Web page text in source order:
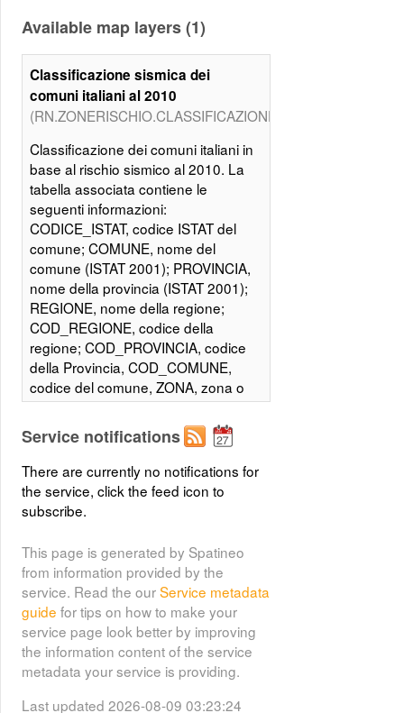
Available map layers (1)
Classificazione sismica dei
comuni italiani al 2010
(RN.ZONERISCHIO.CLASSIFICAZIONESISMICA)
Classificazione dei comuni italiani in
base al rischio sismico al 2010. La
tabella associata contiene le
seguenti informazioni:
CODICE_ISTAT, codice ISTAT del
comune; COMUNE, nome del
comune (ISTAT 2001); PROVINCIA,
nome della provincia (ISTAT 2001);
REGIONE, nome della regione;
COD_REGIONE, codice della
regione; COD_PROVINCIA, codice
della Provincia, COD_COMUNE,
codice del comune, ZONA, zona o
sottozona sismica in cui è stato
classificato il territorio comunale;
NOTE, contiene informazioni
aggiuntive relative a casi particolari
in cui un territorio comunale è stato
classificato in due o più Unità
base di differenze sismologiche e
morfologiche del territorio stesso;
NORMATIVA, contiene i riferimenti
agli atti regionali di recepimento
della normativa sismica al 2010; Ag,
riporta, per ciascuna zona, il range
e/o il valore dell'accelerazione
orizzontale massima su suolo rigido
e pianeggiante, che ha una
Service notifications
There are currently no notifications for
the service, click the feed icon to
subscribe.
This page is generated by Spatineo
from information provided by the
service. Read the ourService metadata
guide for tips on how to make your
service page look better by improving
the information content of the service
metadata your service is providing.
Last updated 2026-08-09 03:23:24